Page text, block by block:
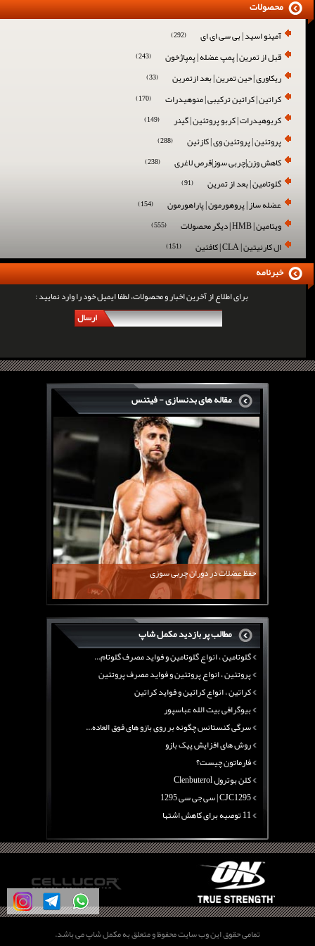
آمینو اسید | بی سی ای ای (292)
قبل از تمرین | پمپ عضله | پمپاژخون (243)
ریکاوری | حین تمرین | بعد ازتمرین (33)
کراتین | کراتین ترکیبی | منوهیدرات (170)
کربوهیدرات | کربو پروتئین | گینر (149)
پروتئین | پروتئین وی | کازئین (288)
کاهش وزن|چربی سوز|قرص لاغری (238)
گلوتامین | بعد از تمرین (91)
عضله ساز | پروهورمون | پاراهورمون (154)
ویتامین | HMB | دیگر محصولات (555)
ال کارنیتین | CLA | کافئین (151)
محصولات
برای اطلاع از آخرین اخبار و محصولات، لطفا ایمیل خود را وارد نمایید :
ارسال
خبرنامه
مقاله های بدنسازی - فیتنس
حفظ عضلات در دوران چربی سوزی
مطالب پر بازدید مکمل شاپ
سرگی کنستانس چگونه بر روی بازو های فوق العاده...
روش های افزایش پیک بازو
فارماتون چیست؟
کلن بوترول Clenbuterol
CJC1295 | سی جی سی 1295
11 توصیه برای کاهش اشتها
معرفی یک برنامه غذایی جامع برای افزایش قد
چربی سوزی با چای سبز
بیوگرافی علی تبریزی
منابع پروتئینی غیر گوشتی
آرژنین ، فواید آرژنین و نقش آرژنین در بدن
گلوتامین ، انواع گلوتامین و فواید مصرف گلوتام...
پروتئین ، انواع پروتئین و فواید مصرف پروتئین
کراتین ، انواع کراتین و فواید کراتین
بیوگرافی بیت الله عباسپور
سرگی کنستانس چگونه بر روی بازو های فوق العاده...
روش های افزایش پیک بازو
فارماتون چیست؟
کلن بوترول Clenbuterol
CJC1295 | سی جی سی 1295
11 توصیه برای کاهش اشتها
چربی سوزی با چای سبز
بیوگرافی علی تبریزی
منابع پروتئینی غیر گوشتی
آرژنین ، فواید آرژنین و نقش آرژنین در بدن
گلوتامین ، انواع گلوتامین و فواید مصرف گلوتام...
پروتئین ، انواع پروتئین و فواید مصرف پروتئین
تمامی حقوق این وب سایت محفوظ و متعلق به مکمل شاپ می باشد.